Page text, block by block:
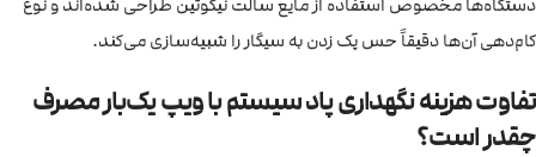
دستگاه‌ها مخصوص استفاده از مایع سالت نیکوتین طراحی شده‌اند و نوع
کام‌دهی آن‌ها دقیقاً حس پک زدن به سیگار را شبیه‌سازی می‌کند.
تفاوت هزینه نگهداری پاد سیستم با ویپ یک‌بار مصرف
چقدر است؟